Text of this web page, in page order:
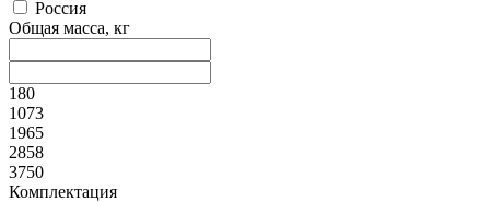
Россия
Общая масса, кг
180
1073
1965
2858
3750
Комплектация